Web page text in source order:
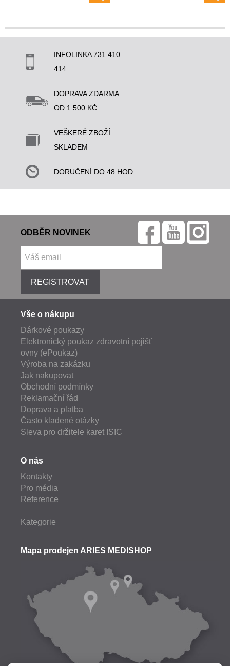
INFOLINKA 731 410
414
DOPRAVA ZDARMA
OD 1.500 KČ
VEŠKERÉ ZBOŽÍ
SKLADEM
DORUČENÍ DO 48 HOD.
ODBĚR NOVINEK
REGISTROVAT
Vše o nákupu
Dárkové poukazy
Elektronický poukaz zdravotní pojišť
ovny (ePoukaz)
Výroba na zakázku
Jak nakupovat
Obchodní podmínky
Reklamační řád
Doprava a platba
Často kladené otázky
Sleva pro držitele karet ISIC
O nás
Kontakty
Pro média
Reference
Kategorie
Mapa prodejen ARIES MEDISHOP